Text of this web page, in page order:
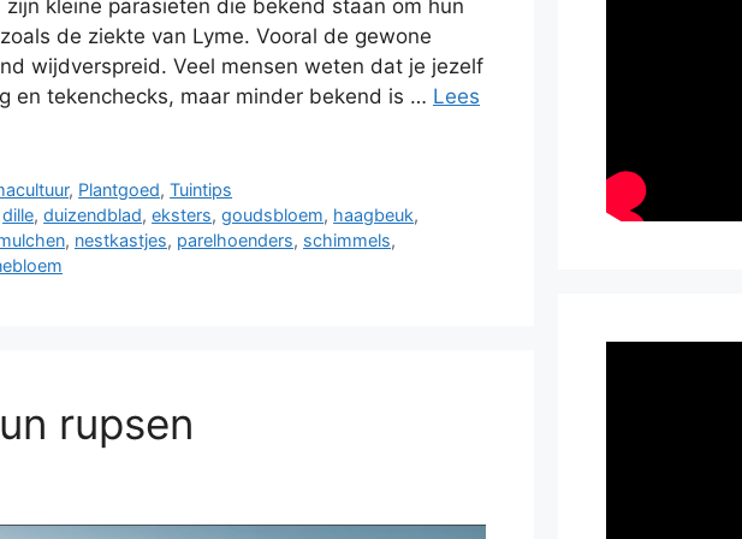
kleine parasieten die bekend staan om hun
de ziekte van Lyme. Vooral de gewone
wijdverspreid. Veel mensen weten dat je jezelf
en tekenchecks, maar minder bekend is … Lees
, Plantgoed,Tuintips
dille,duizendblad,eksters,goudsbloem, haagbeuk,
, nestkastjes, parelhoenders, schimmels,
rupsen